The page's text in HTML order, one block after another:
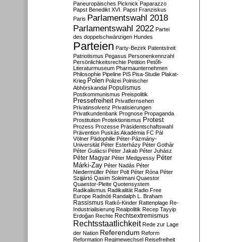
Paneuropäisches Picknick Paparazzo
Papst Benedikt XVI. Papst Franziskus
Paris Parlamentswahl 2018
Parlamentswahl 2022 Partei
des doppelschwänzigen Hundes
Parteien Party-Bezirk Patentstreit
Patriotismus Pegasus Personenkennzahl
Persönlichkeitsrechte Petition Petőfi-
Literaturmuseum Pharmaunternehmen
Philosophie Pipeline PiS Pisa-Studie Plakat-
Krieg Polen Polizei Polnischer
Abhörskandal Populismus
Postkommunismus Preispolitik
Pressefreiheit Privatfernsehen
Privatinsolvenz Privatisierungen
Privatkundenbank Prognose Propaganda
Prostitution Protektionismus Protest
Prozess Prozesse Präsidentschaftswahl
Prävention Puskás Akadémia FC Pál
Völner Pädophilie Péter-Pázmány-
Universität Péter Esterházy Péter Gothár
Péter Gulácsi Péter Jakab Péter Juhász
Péter Magyar Péter Medgyessy Péter
Márki-Zay Péter Nadás Péter
Niedermüller Péter Polt Péter Róna Péter
Szijjártó Qasim Soleimani Quaestor
Quaestor-Pleite Quotensystem
Radikalismus Radikalität Radio Free
Europe Radnóti Randalph L. Braham
Rassismus Ratkó-Kinder Rattenplage Re-
Industrialisierung Realpolitik Recep Tayyip
Erdoğan Rechte Rechtsextremismus
Rechtsstaatlichkeit Rede zur Lage
der Nation Referendum Reform
Reformation Regimewechsel Reisefreiheit